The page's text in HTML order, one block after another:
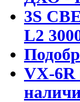
3S
L2
VX-